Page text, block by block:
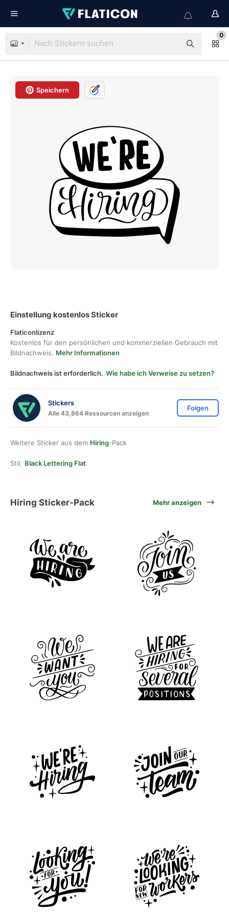
0
Speichern
Einstellung kostenlos Sticker
Flaticonlizenz
Kostenlos für den persönlichen und kommerziellen Gebrauch mit
Bildnachweis. Mehr Informationen
Bildnachweis ist erforderlich. Wie habe ich Verweise zu setzen?
Stickers
Alle 43,864 Ressourcen anzeigen
Folgen
Weitere Sticker aus dem Hiring-Pack
Stil: Black Lettering Flat
Hiring Sticker-Pack Mehr anzeigen